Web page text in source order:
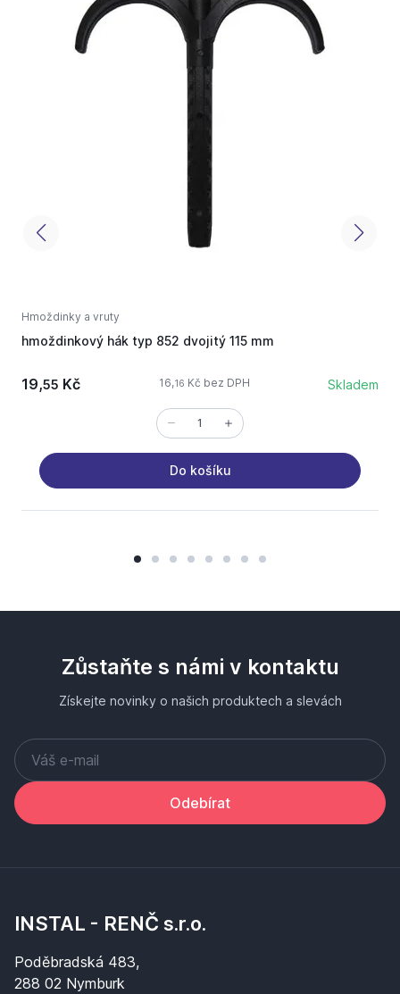
Hmoždinky a vruty
hmoždinkový hák typ 852 dvojitý 115 mm
19,55 Kč 16,16 Kč bez DPH Skladem
Do košíku
Zůstaňte s námi v kontaktu
Získejte novinky o našich produktech a slevách
Odebírat
INSTAL - RENČ s.r.o.
Poděbradská 483,
288 02 Nymburk